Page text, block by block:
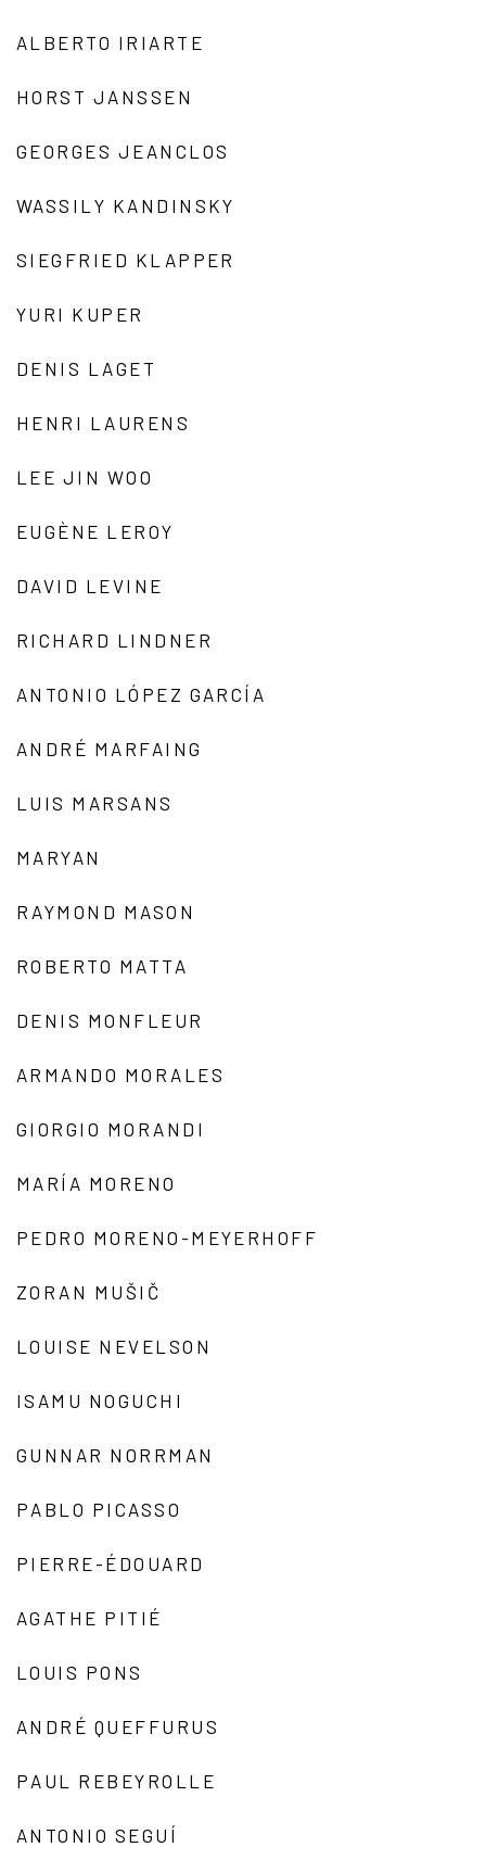
ALBERTO IRIARTE
HORST JANSSEN
GEORGES JEANCLOS
WASSILY KANDINSKY
SIEGFRIED KLAPPER
YURI KUPER
DENIS LAGET
HENRI LAURENS
LEE JIN WOO
EUGÈNE LEROY
DAVID LEVINE
RICHARD LINDNER
ANTONIO LÓPEZ GARCÍA
ANDRÉ MARFAING
LUIS MARSANS
MARYAN
RAYMOND MASON
ROBERTO MATTA
DENIS MONFLEUR
ARMANDO MORALES
GIORGIO MORANDI
MARÍA MORENO
PEDRO MORENO-MEYERHOFF
ZORAN MUŠIČ
LOUISE NEVELSON
ISAMU NOGUCHI
GUNNAR NORRMAN
PABLO PICASSO
PIERRE-ÉDOUARD
AGATHE PITIÉ
LOUIS PONS
ANDRÉ QUEFFURUS
PAUL REBEYROLLE
ANTONIO SEGUÍ